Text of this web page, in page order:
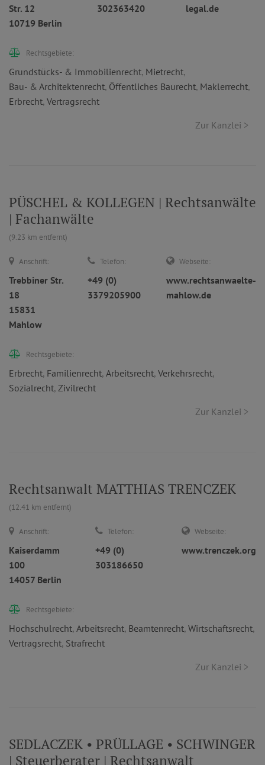
Str. 12
10719 Berlin
302363420
legal.de
Rechtsgebiete:
Grundstücks- & Immobilienrecht, Mietrecht,
Bau- & Architektenrecht, Öffentliches Baurecht, Maklerrecht,
Erbrecht, Vertragsrecht
Zur Kanzlei >
PÜSCHEL & KOLLEGEN | Rechtsanwälte
| Fachanwälte
(9.23 km entfernt)
Anschrift:
Trebbiner Str.
18
15831
Mahlow
Telefon:
+49 (0)
3379205900
Webseite:
www.rechtsanwaelte-
mahlow.de
Rechtsgebiete:
Erbrecht, Familienrecht, Arbeitsrecht, Verkehrsrecht,
Sozialrecht, Zivilrecht
Zur Kanzlei >
Rechtsanwalt MATTHIAS TRENCZEK
(12.41 km entfernt)
Anschrift:
Kaiserdamm
100
14057 Berlin
Telefon:
+49 (0)
303186650
Webseite:
www.trenczek.org
Rechtsgebiete:
Hochschulrecht, Arbeitsrecht, Beamtenrecht, Wirtschaftsrecht,
Vertragsrecht, Strafrecht
Zur Kanzlei >
SEDLACZEK • PRÜLLAGE • SCHWINGER
| Steuerberater | Rechtsanwalt